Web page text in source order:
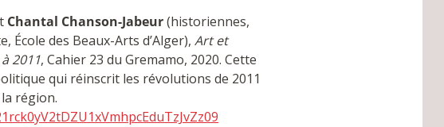
Chantal Chanson-Jabeur(historiennes,
École des Beaux-Arts d’Alger), Art et
2011, Cahier 23 du Gremamo, 2020. Cette
qui réinscrit les révolutions de 2011
région.